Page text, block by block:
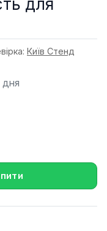
для
Київ Стенд
дня